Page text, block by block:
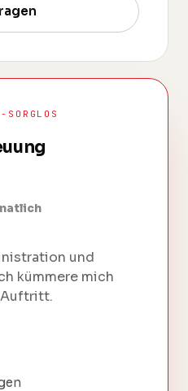
SORGLOS
und
kümmere mich
Auftritt.